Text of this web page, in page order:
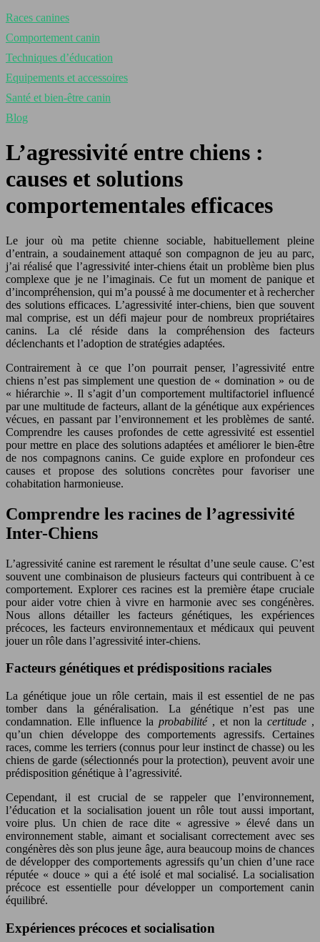
Races canines
Comportement canin
Techniques d’éducation
Equipements et accessoires
Santé et bien-être canin
Blog
L’agressivité entre chiens :
causes et solutions
comportementales efficaces
Le jour où ma petite chienne sociable, habituellement pleine
d’entrain, a soudainement attaqué son compagnon de jeu au parc,
j’ai réalisé que l’agressivité inter-chiens était un problème bien plus
complexe que je ne l’imaginais. Ce fut un moment de panique et
d’incompréhension, qui m’a poussé à me documenter et à rechercher
des solutions efficaces. L’agressivité inter-chiens, bien que souvent
mal comprise, est un défi majeur pour de nombreux propriétaires
canins. La clé réside dans la compréhension des facteurs
déclenchants et l’adoption de stratégies adaptées.
Contrairement à ce que l’on pourrait penser, l’agressivité entre
chiens n’est pas simplement une question de « domination » ou de
« hiérarchie ». Il s’agit d’un comportement multifactoriel influencé
par une multitude de facteurs, allant de la génétique aux expériences
vécues, en passant par l’environnement et les problèmes de santé.
Comprendre les causes profondes de cette agressivité est essentiel
pour mettre en place des solutions adaptées et améliorer le bien-être
de nos compagnons canins. Ce guide explore en profondeur ces
causes et propose des solutions concrètes pour favoriser une
cohabitation harmonieuse.
Comprendre les racines de l’agressivité
Inter-Chiens
L’agressivité canine est rarement le résultat d’une seule cause. C’est
souvent une combinaison de plusieurs facteurs qui contribuent à ce
comportement. Explorer ces racines est la première étape cruciale
pour aider votre chien à vivre en harmonie avec ses congénères.
Nous allons détailler les facteurs génétiques, les expériences
précoces, les facteurs environnementaux et médicaux qui peuvent
jouer un rôle dans l’agressivité inter-chiens.
Facteurs génétiques et prédispositions raciales
La génétique joue un rôle certain, mais il est essentiel de ne pas
tomber dans la généralisation. La génétique n’est pas une
condamnation. Elle influence laprobabilité , et non lacertitude ,
qu’un chien développe des comportements agressifs. Certaines
races, comme les terriers (connus pour leur instinct de chasse) ou les
chiens de garde (sélectionnés pour la protection), peuvent avoir une
prédisposition génétique à l’agressivité.
Cependant, il est crucial de se rappeler que l’environnement,
l’éducation et la socialisation jouent un rôle tout aussi important,
voire plus. Un chien de race dite « agressive » élevé dans un
environnement stable, aimant et socialisant correctement avec ses
congénères dès son plus jeune âge, aura beaucoup moins de chances
de développer des comportements agressifs qu’un chien d’une race
réputée « douce » qui a été isolé et mal socialisé. La socialisation
précoce est essentielle pour développer un comportement canin
équilibré.
Expériences précoces et socialisation